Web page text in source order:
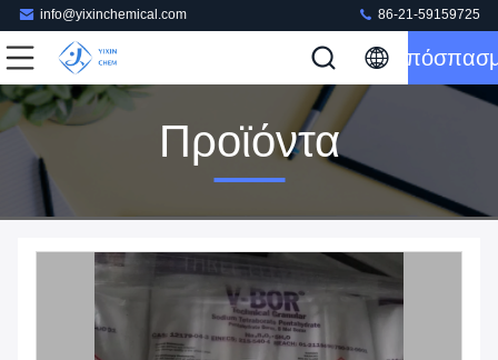
info@yixinchemical.com 86-21-59159725
Προϊόντα